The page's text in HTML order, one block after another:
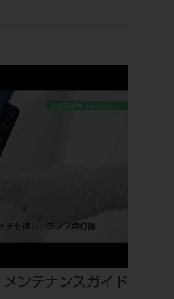
メンテナンスガイド